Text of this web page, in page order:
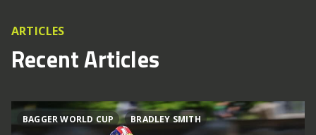
ARTICLES
Recent Articles
BAGGER WORLD CUP BRADLEY SMITH